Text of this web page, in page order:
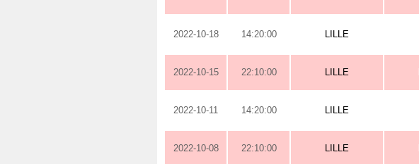
2022-10-18 14:20:00 LILLE
2022-10-15 22:10:00 LILLE
2022-10-11 14:20:00 LILLE
2022-10-08 22:10:00 LILLE